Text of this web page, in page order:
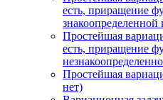
есть, приращение
Простейшая
есть, приращение
Простейшая
нет)